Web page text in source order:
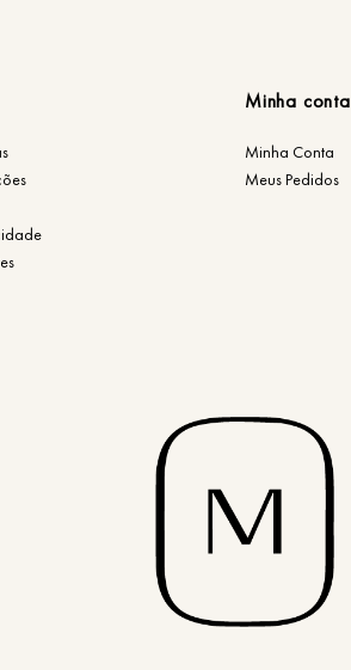
Minha conta
Minha Conta
Meus Pedidos